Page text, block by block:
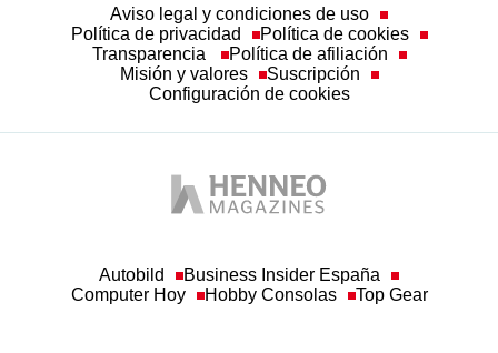
Política de privacidad
Política de cookies
Transparencia
Política de afiliación
Misión y valores
Suscripción
Configuración de cookies
Computer Hoy
Hobby Consolas Top Gear